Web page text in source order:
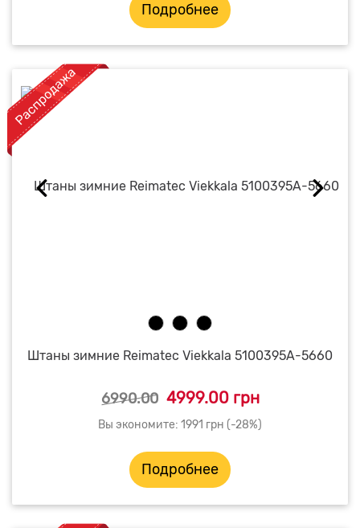
Подробнее
Штаны зимние Reimatec Viekkala 5100395A-5660
6990.00 4999.00 грн
Вы экономите: 1991 грн (-28%)
Подробнее